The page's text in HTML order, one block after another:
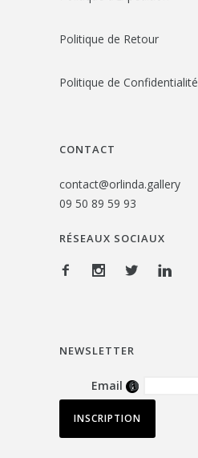
Politique de Retour
Politique de Confidentialité
CONTACT
contact@orlinda.gallery
09 50 89 59 93
RÉSEAUX SOCIAUX
NEWSLETTER
Email